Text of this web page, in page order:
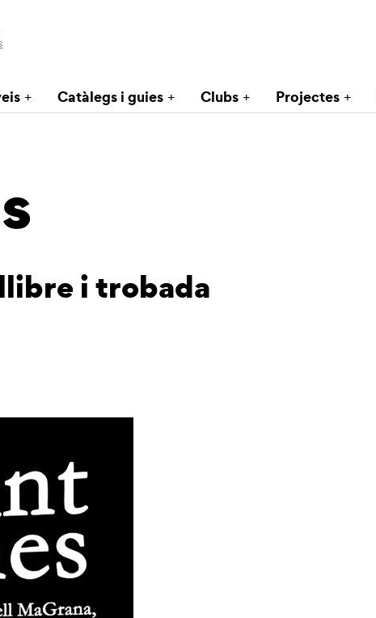
Catàlegs i guies Clubs Projectes
i trobada